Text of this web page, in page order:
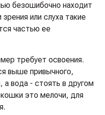
безошибочно находит
или слуха такие
частью ее
требует освоения.
выше привычного,
а вода - стоять в другом
это мелочи, для